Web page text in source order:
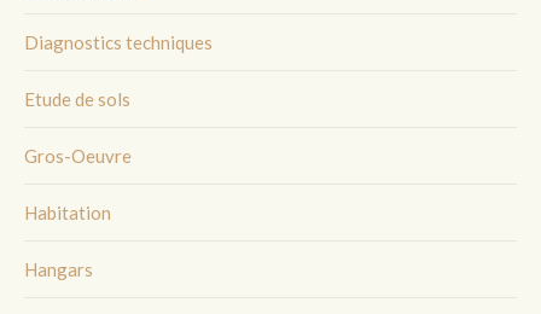
Diagnostics techniques
Etude de sols
Gros-Oeuvre
Habitation
Hangars